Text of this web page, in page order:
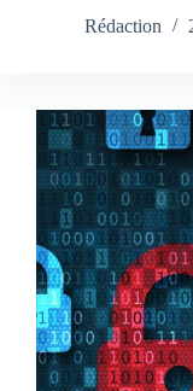
Rédaction